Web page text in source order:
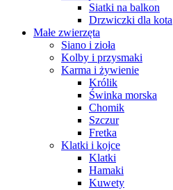
Siatki na balkon
Drzwiczki dla kota
Małe zwierzęta
Siano i zioła
Kolby i przysmaki
Karma i żywienie
Królik
Świnka morska
Chomik
Szczur
Fretka
Klatki i kojce
Klatki
Hamaki
Kuwety